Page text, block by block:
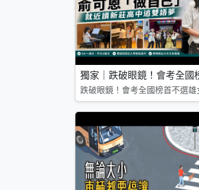
獨家｜跌破眼鏡！會考全
跌破眼鏡！會考全國榜首不選